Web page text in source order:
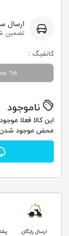
ارسال
تضمین
کانفیگ :
615
ناموجود
این کالا فعلا
محض موجود شدن
ارسال رایگان